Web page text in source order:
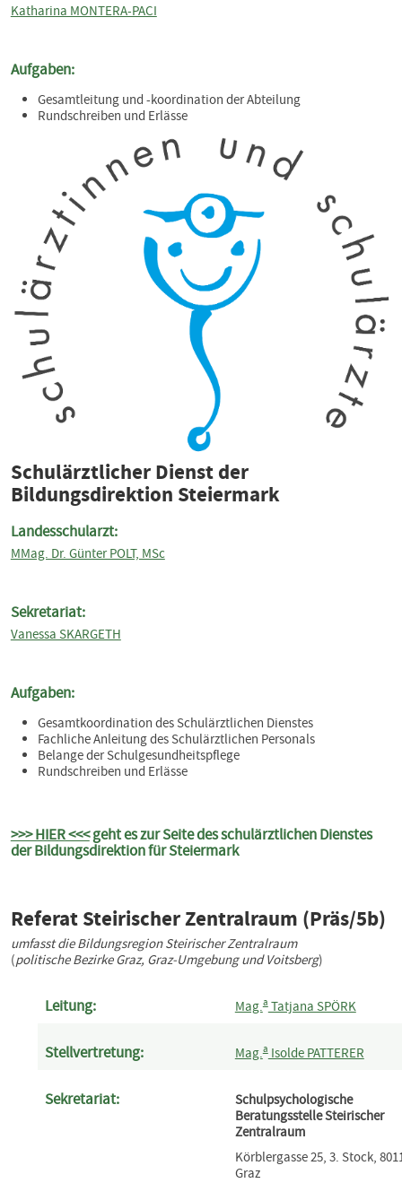
Katharina MONTERA-PACI
Aufgaben:
Gesamtleitung und -koordination der Abteilung
Rundschreiben und Erlässe
Schulärztlicher Dienst der
Bildungsdirektion Steiermark
Landesschularzt:
MMag. Dr. Günter POLT, MSc
Sekretariat:
Vanessa SKARGETH
Aufgaben:
Gesamtkoordination des Schulärztlichen Dienstes
Fachliche Anleitung des Schulärztlichen Personals
Belange der Schulgesundheitspflege
Rundschreiben und Erlässe
>>> HIER <<<geht es zur Seite des schulärztlichen Dienstes
der Bildungsdirektion für Steiermark
Referat Steirischer Zentralraum (Präs/5b)
umfasst die Bildungsregion Steirischer Zentralraum
(politische Bezirke Graz, Graz‐Umgebung und Voitsberg)
Leitung: Mag.aTatjana SPÖRK
Stellvertretung: Mag.aIsolde PATTERER
Sekretariat:
Schulpsychologische
Beratungsstelle Steirischer
Zentralraum
Körblergasse 25, 3. Stock,
Graz